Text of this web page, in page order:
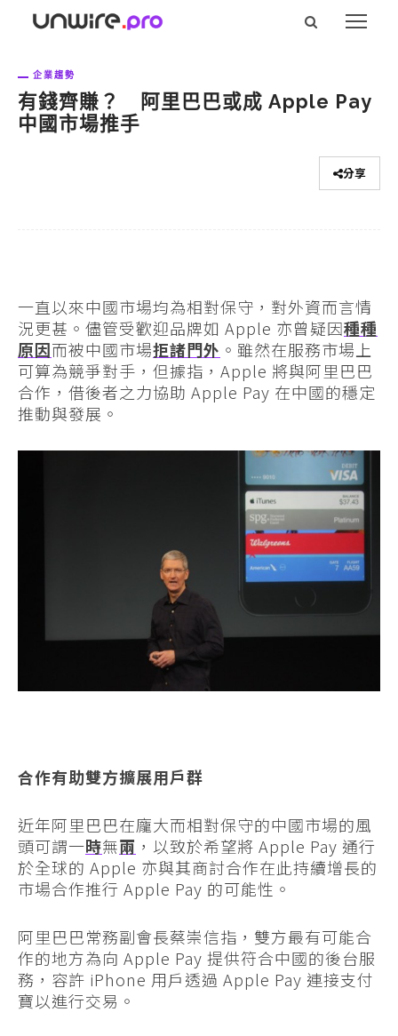
企業趨勢
有錢齊賺？ 阿里巴巴或成 Apple Pay
中國市場推手
分享
一直以來中國市場均為相對保守，對外資而言情
況更甚。儘管受歡迎品牌如 Apple 亦曾疑因種種
原因而被中國市場拒諸門外 。雖然在服務市場上
可算為競爭對手，但據指，Apple 將與阿里巴巴
合作，借後者之力協助 Apple Pay 在中國的穩定
推動與發展。
合作有助雙方擴展用戶群
近年阿里巴巴在龐大而相對保守的中國市場的風
頭可謂一時無兩 ，以致於希望將 Apple Pay 通行
於全球的 Apple 亦與其商討合作在此持續增長的
市場合作推行 Apple Pay 的可能性。
阿里巴巴常務副會長蔡崇信指，雙方最有可能合
作的地方為向 Apple Pay 提供符合中國的後台服
務，容許 iPhone 用戶透過 Apple Pay 連接支付
寶以進行交易。